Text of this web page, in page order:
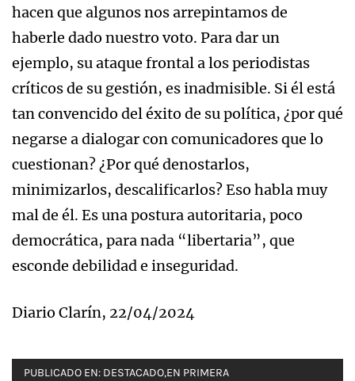
hacen que algunos nos arrepintamos de
haberle dado nuestro voto. Para dar un
ejemplo, su ataque frontal a los periodistas
críticos de su gestión, es inadmisible. Si él está
tan convencido del éxito de su política, ¿por qué
negarse a dialogar con comunicadores que lo
cuestionan? ¿Por qué denostarlos,
minimizarlos, descalificarlos? Eso habla muy
mal de él. Es una postura autoritaria, poco
democrática, para nada “libertaria”, que
esconde debilidad e inseguridad.
Diario Clarín, 22/04/2024
PUBLICADO EN: DESTACADO,EN PRIMERA